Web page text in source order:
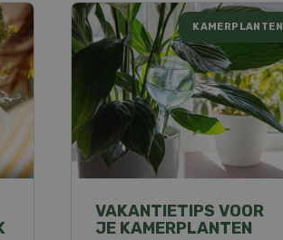
VAKANTIETIPS VOOR
JE KAMERPLANTEN
KAMERPLANTEN